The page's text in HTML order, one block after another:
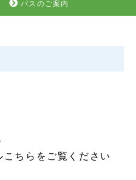
バスのご案内
こちらをご覧ください